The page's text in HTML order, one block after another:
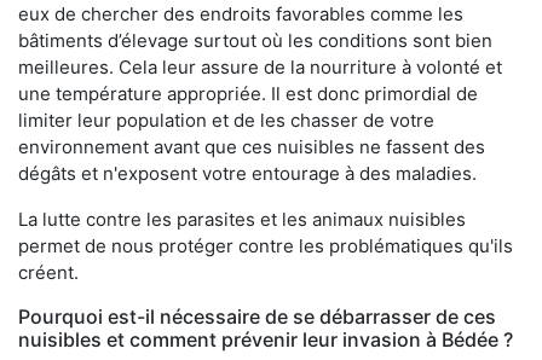
eux de chercher des endroits favorables comme les
bâtiments d’élevage surtout où les conditions sont bien
meilleures. Cela leur assure de la nourriture à volonté et
une température appropriée. Il est donc primordial de
limiter leur population et de les chasser de votre
environnement avant que ces nuisibles ne fassent des
dégâts et n'exposent votre entourage à des maladies.
La lutte contre les parasites et les animaux nuisibles
permet de nous protéger contre les problématiques qu'ils
créent.
Pourquoi est-il nécessaire de se débarrasser de ces
nuisibles et comment prévenir leur invasion à Bédée ?